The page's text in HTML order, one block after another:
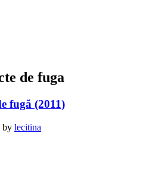
de fuga
fugă (2011)
by lecitina